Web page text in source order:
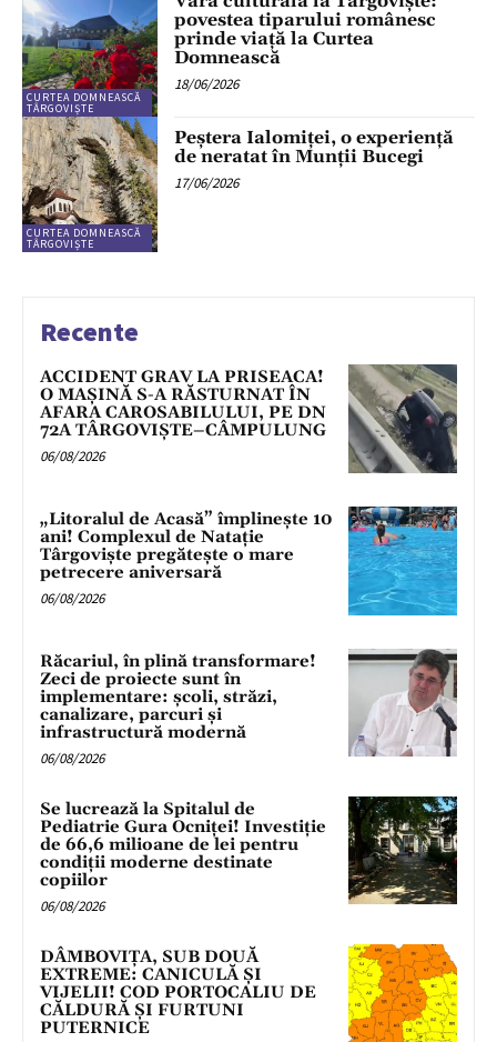
CURTEA DOMNEASCĂ
TÂRGOVIȘTE
povestea tiparului românesc
prinde viață la Curtea
Domnească
18/06/2026
CURTEA DOMNEASCĂ
TÂRGOVIȘTE
Peștera Ialomiței, o experiență
de neratat în Munții Bucegi
17/06/2026
Recente
ACCIDENT GRAV LA PRISEACA!
O MAȘINĂ S-A RĂSTURNAT ÎN
AFARA CAROSABILULUI, PE DN
72A TÂRGOVIȘTE–CÂMPULUNG
06/08/2026
„Litoralul de Acasă” împlinește 10
ani! Complexul de Natație
Târgoviște pregătește o mare
petrecere aniversară
06/08/2026
Răcariul, în plină transformare!
Zeci de proiecte sunt în
implementare: școli, străzi,
canalizare, parcuri și
infrastructură modernă
06/08/2026
Se lucrează la Spitalul de
Pediatrie Gura Ocniței! Investiție
de 66,6 milioane de lei pentru
condiții moderne destinate
copiilor
06/08/2026
DÂMBOVIȚA, SUB DOUĂ
EXTREME: CANICULĂ ȘI
VIJELII! COD PORTOCALIU DE
CĂLDURĂ ȘI FURTUNI
PUTERNICE